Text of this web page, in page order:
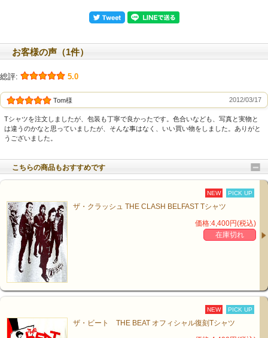
MODEL 180cm,70kg ：L SIZE着用
お客様の声（1件）
総評: 5.0
Tom様 2012/03/17
Tシャツを注文しましたが、包装も丁寧で良かったです。色合いなども、写真と実物と
は違うのかなと思っていましたが、そんな事はなく、いい買い物をしました。ありがと
うございました。
こちらの商品もおすすめです
NEW PICK UP
ザ・クラッシュ THE CLASH BELFAST Tシャツ
価格:4,400円(税込)
在庫切れ
NEW PICK UP
ザ・ビート THE BEAT オフィシャル復刻Tシャツ